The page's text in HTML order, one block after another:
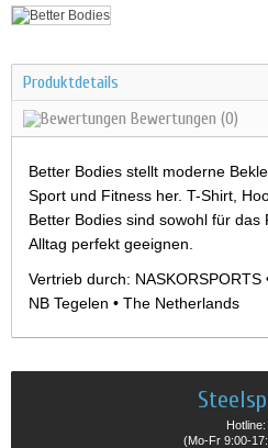
Produktdetails
Bewertungen (0)
Better Bodies stellt moderne
Sport und Fitness her. T-Shirt,
Better Bodies sind sowohl für das
Alltag perfekt geeignen.
Vertrieb durch: NASKORSPORTS
NB Tegelen • The Netherlands
Hotline:
(Mo-Fr 9:00-